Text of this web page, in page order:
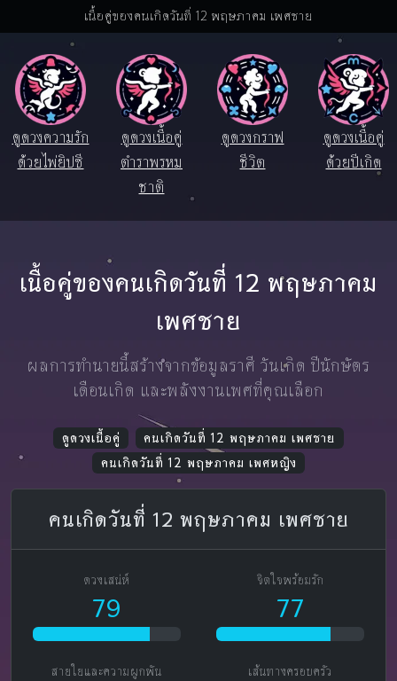
เนื้อคู่ของคนเกิดวันที่ 12 พฤษภาคม เพศชาย
ดูดวงความรัก
ด้วยไพ่ยิปซี
ดูดวงเนื้อคู่
ตำราพรหม
ชาติ
ดูดวงกราฟ
ชีวิต
ดูดวงเนื้อคู่
ด้วยปีเกิด
เนื้อคู่ของคนเกิดวันที่ 12 พฤษภาคม
เพศชาย
ผลการทำนายนี้สร้างจากข้อมูลราศี วันเกิด ปีนักษัตร
เดือนเกิด และพลังงานเพศที่คุณเลือก
ดูดวงเนื้อคู่
คนเกิดวันที่ 12 พฤษภาคม เพศชาย
คนเกิดวันที่ 12 พฤษภาคม เพศหญิง
คนเกิดวันที่ 12 พฤษภาคม เพศชาย
ดวงเสน่ห์
79
จิตใจพร้อมรัก
77
สายใยและความผูกพัน เส้นทางครอบครัว